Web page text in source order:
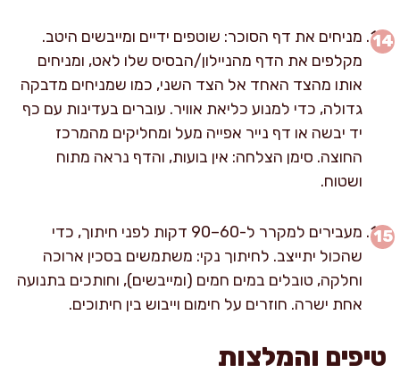
מניחים את דף הסוכר: שוטפים ידיים ומייבשים היטב.
מקלפים את הדף מהניילון/הבסיס שלו לאט, ומניחים
אותו מהצד האחד אל הצד השני, כמו שמניחים מדבקה
גדולה, כדי למנוע כליאת אוויר. עוברים בעדינות עם כף
יד יבשה או דף נייר אפייה מעל ומחליקים מהמרכז
החוצה. סימן הצלחה: אין בועות, והדף נראה מתוח
ושטוח.
מעבירים למקרר ל-60–90 דקות לפני חיתוך, כדי
שהכול יתייצב. לחיתוך נקי: משתמשים בסכין ארוכה
וחלקה, טובלים במים חמים (ומייבשים), וחותכים בתנועה
אחת ישרה. חוזרים על חימום וייבוש בין חיתוכים.
טיפים והמלצות